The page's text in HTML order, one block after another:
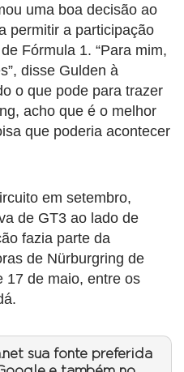
uma boa decisão ao
permitir a participação
Fórmula 1. “Para mim,
disse Gulden à
o que pode para trazer
acho que é o melhor
que poderia acontecer
em setembro,
de GT3 ao lado de
fazia parte da
de Nürburgring de
17 de maio, entre os
sua fonte preferida